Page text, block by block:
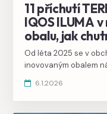
11 příchutí
IQOS ILUMA
obalu, jak
Od léta 2025 se v
inovovaným obalem
katalogu.
6.1.2026